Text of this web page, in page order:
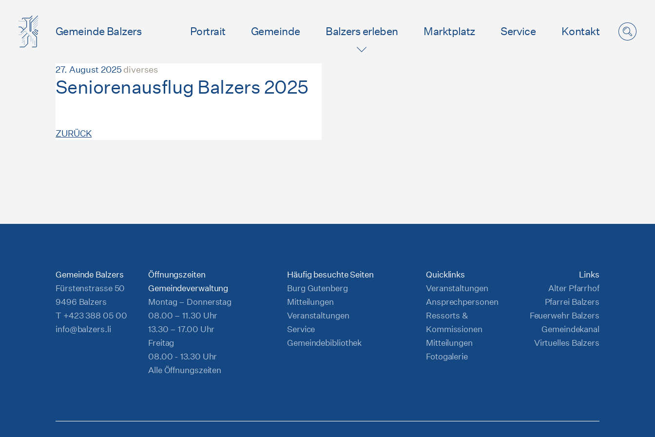
Gemeinde Balzers Portrait Gemeinde Balzers erleben Marktplatz Service Kontakt
27. August 2025 diverses
Seniorenausflug Balzers 2025
ZURÜCK
Gemeinde Balzers
Fürstenstrasse 50
9496 Balzers
T +423 388 05 00
info@balzers.li
Öffnungszeiten
Gemeindeverwaltung
Montag – Donnerstag
08.00 – 11.30 Uhr
13.30 – 17.00 Uhr
Freitag
08.00 - 13.30 Uhr
Alle Öffnungszeiten
Häufig besuchte Seiten
Burg Gutenberg
Mitteilungen
Veranstaltungen
Service
Gemeindebibliothek
Quicklinks
Veranstaltungen
Ansprechpersonen
Ressorts &
Kommissionen
Mitteilungen
Fotogalerie
Links
Alter Pfarrhof
Pfarrei Balzers
Feuerwehr Balzers
Gemeindekanal
Virtuelles Balzers